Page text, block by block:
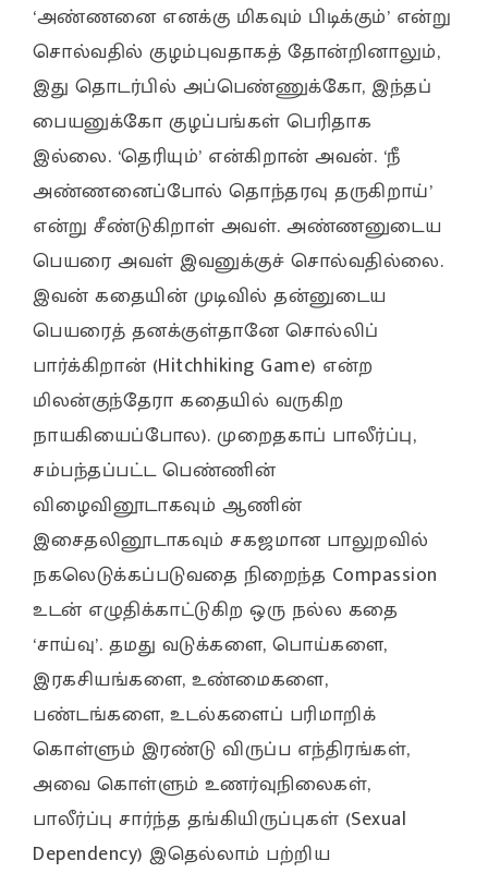
‘அண்ணனை எனக்கு மிகவும் பிடிக்கும்’ என்று
சொல்வதில் குழம்புவதாகத் தோன்றினாலும்,
இது தொடர்பில் அப்பெண்ணுக்கோ, இந்தப்
பையனுக்கோ குழப்பங்கள் பெரிதாக
இல்லை. ‘தெரியும்’ என்கிறான் அவன். ‘நீ
அண்ணனைப்போல் தொந்தரவு தருகிறாய்’
என்று சீண்டுகிறாள் அவள். அண்ணனுடைய
பெயரை அவள் இவனுக்குச் சொல்வதில்லை.
இவன் கதையின் முடிவில் தன்னுடைய
பெயரைத் தனக்குள்தானே சொல்லிப்
பார்க்கிறான் (Hitchhiking Game) என்ற
மிலன்குந்தேரா கதையில் வருகிற
நாயகியைப்போல). முறைதகாப் பாலீர்ப்பு,
சம்பந்தப்பட்ட பெண்ணின்
விழைவினூடாகவும் ஆணின்
இசைதலினூடாகவும் சகஜமான பாலுறவில்
நகலெடுக்கப்படுவதை நிறைந்த Compassion
உடன் எழுதிக்காட்டுகிற ஒரு நல்ல கதை
‘சாய்வு’. தமது வடுக்களை, பொய்களை,
இரகசியங்களை, உண்மைகளை,
பண்டங்களை, உடல்களைப் பரிமாறிக்
கொள்ளும் இரண்டு விருப்ப எந்திரங்கள்,
அவை கொள்ளும் உணர்வுநிலைகள்,
பாலீர்ப்பு சார்ந்த தங்கியிருப்புகள் (Sexual
Dependency) இதெல்லாம் பற்றிய